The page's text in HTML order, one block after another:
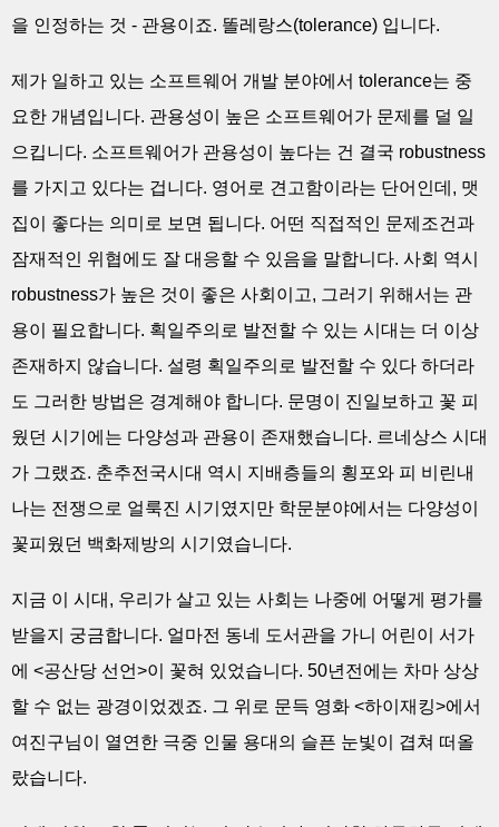
을 인정하는 것 - 관용이죠. 똘레랑스(tolerance) 입니다.
제가 일하고 있는 소프트웨어 개발 분야에서 tolerance는 중
요한 개념입니다. 관용성이 높은 소프트웨어가 문제를 덜 일
으킵니다. 소프트웨어가 관용성이 높다는 건 결국 robustness
를 가지고 있다는 겁니다. 영어로 견고함이라는 단어인데, 맷
집이 좋다는 의미로 보면 됩니다. 어떤 직접적인 문제조건과
잠재적인 위협에도 잘 대응할 수 있음을 말합니다. 사회 역시
robustness가 높은 것이 좋은 사회이고, 그러기 위해서는 관
용이 필요합니다. 획일주의로 발전할 수 있는 시대는 더 이상
존재하지 않습니다. 설령 획일주의로 발전할 수 있다 하더라
도 그러한 방법은 경계해야 합니다. 문명이 진일보하고 꽃 피
웠던 시기에는 다양성과 관용이 존재했습니다. 르네상스 시대
가 그랬죠. 춘추전국시대 역시 지배층들의 횡포와 피 비린내
나는 전쟁으로 얼룩진 시기였지만 학문분야에서는 다양성이
꽃피웠던 백화제방의 시기였습니다.
지금 이 시대, 우리가 살고 있는 사회는 나중에 어떻게 평가를
받을지 궁금합니다. 얼마전 동네 도서관을 가니 어린이 서가
에 <공산당 선언>이 꽃혀 있었습니다. 50년전에는 차마 상상
할 수 없는 광경이었겠죠. 그 위로 문득 영화 <하이재킹>에서
여진구님이 열연한 극중 인물 용대의 슬픈 눈빛이 겹쳐 떠올
랐습니다.